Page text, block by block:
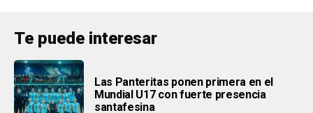
Te puede interesar
Las Panteritas ponen primera en el
Mundial U17 con fuerte presencia
santafesina